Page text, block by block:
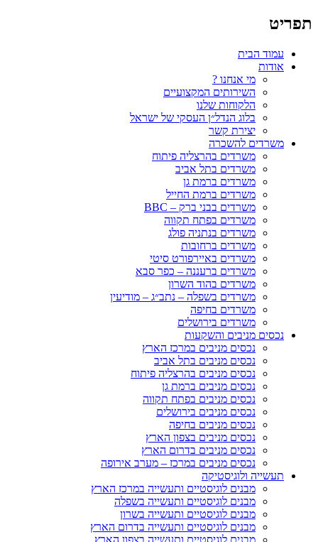
תפריט
עמוד הבית
אודות
מי אנחנו ?
השירותים המקצועיים
הלקוחות שלנו
בלוג הנדל״ן העסקי של ישראל
יצירת קשר
משרדים להשכרה
משרדים בהרצליה פיתוח
משרדים בתל אביב
משרדים ברמת גן
משרדים ברמת החייל
משרדים בבני ברק – BBC
משרדים בפתח תקווה
משרדים בנתניה פולג
משרדים ברחובות
משרדים באיירפורט סיטי
משרדים ברעננה – כפר סבא
משרדים בהוד השרון
משרדים בשפלה – נתב״ג – מודיעין
משרדים בחיפה
משרדים בירושלים
נכסים מניבים והשקעות
נכסים מניבים במרכז הארץ
נכסים מניבים בתל אביב
נכסים מניבים בהרצליה פיתוח
נכסים מניבים ברמת גן
נכסים מניבים בפתח תקווה
נכסים מניבים בירושלים
נכסים מניבים בחיפה
נכסים מניבים בצפון הארץ
נכסים מניבים בדרום הארץ
נכסים מניבים במרכז – מערב אירופה
תעשייה ולוגיסטיקה
מבנים לוגיסטיים ותעשייה במרכז הארץ
מבנים לוגיסטיים ותעשייה בשפלה
מבנים לוגיסטיים ותעשייה בשרון
מבנים לוגיסטיים ותעשייה בדרום הארץ
מבנים לוגיסטיים ותעשייה בצפון הארץ